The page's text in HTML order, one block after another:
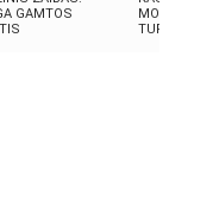
GAMTOS
TURIME